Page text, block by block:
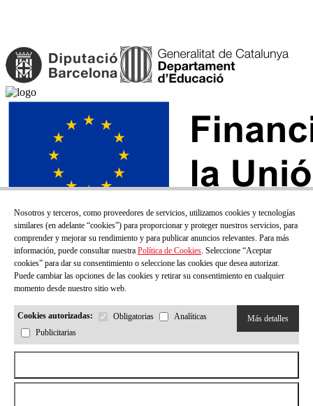
¡SUSCRÍBETE A NUESTRO BOLETÍN!
Correo electrónico
Nosotros y terceros, como proveedores de servicios, utilizamos cookies y tecnologías
similares (en adelante “cookies”) para proporcionar y proteger nuestros servicios, para
comprender y mejorar su rendimiento y para publicar anuncios relevantes. Para más
información, puede consultar nuestra Política de Cookies. Seleccione “Aceptar
cookies” para dar su consentimiento o seleccione las cookies que desea autorizar.
Puede cambiar las opciones de las cookies y retirar su consentimiento en cualquier
momento desde nuestro sitio web.
Cookies autorizadas: Obligatorias
Analíticas
Publicitarias
Más detalles